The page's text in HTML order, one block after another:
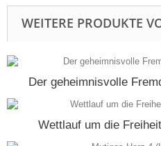
WEITERE PRODUKTE
Der geheimnisvolle
Wettlauf um die